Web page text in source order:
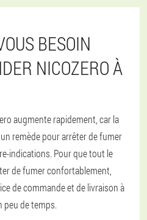
BESOIN
NICOZERO À
augmente rapidement, car la
remède pour arrêter de fumer
indications. Pour que tout le
de fumer confortablement,
de commande et de livraison à
de temps.